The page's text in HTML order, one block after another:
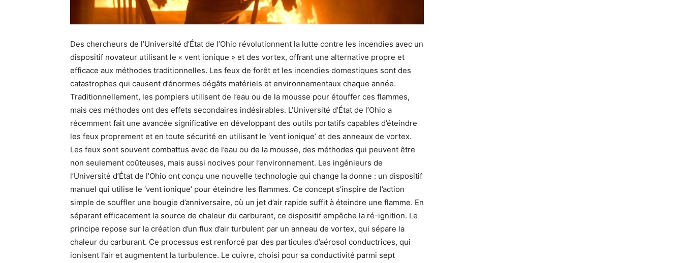
Des chercheurs de l’Université d’État de l’Ohio révolutionnent la lutte contre les incendies avec un
dispositif novateur utilisant le « vent ionique » et des vortex, offrant une alternative propre et
efficace aux méthodes traditionnelles. Les feux de forêt et les incendies domestiques sont des
catastrophes qui causent d’énormes dégâts matériels et environnementaux chaque année.
Traditionnellement, les pompiers utilisent de l’eau ou de la mousse pour étouffer ces flammes,
mais ces méthodes ont des effets secondaires indésirables. L’Université d’État de l’Ohio a
récemment fait une avancée significative en développant des outils portatifs capables d’éteindre
les feux proprement et en toute sécurité en utilisant le ‘vent ionique’ et des anneaux de vortex.
Les feux sont souvent combattus avec de l’eau ou de la mousse, des méthodes qui peuvent être
non seulement coûteuses, mais aussi nocives pour l’environnement. Les ingénieurs de
l’Université d’État de l’Ohio ont conçu une nouvelle technologie qui change la donne : un dispositif
manuel qui utilise le ‘vent ionique’ pour éteindre les flammes. Ce concept s’inspire de l’action
simple de souffler une bougie d’anniversaire, où un jet d’air rapide suffit à éteindre une flamme. En
séparant efficacement la source de chaleur du carburant, ce dispositif empêche la ré-ignition. Le
principe repose sur la création d’un flux d’air turbulent par un anneau de vortex, qui sépare la
chaleur du carburant. Ce processus est renforcé par des particules d’aérosol conductrices, qui
ionisent l’air et augmentent la turbulence. Le cuivre, choisi pour sa conductivité parmi sept